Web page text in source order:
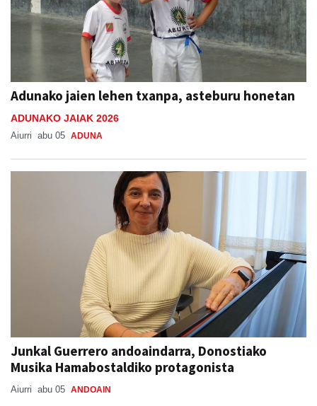
Adunako jaien lehen txanpa, asteburu honetan
ADUNAKO JAIAK 2026
Aiurri abu 05 ADUNA
Junkal Guerrero andoaindarra, Donostiako
Musika Hamabostaldiko protagonista
Aiurri abu 05 ANDOAIN